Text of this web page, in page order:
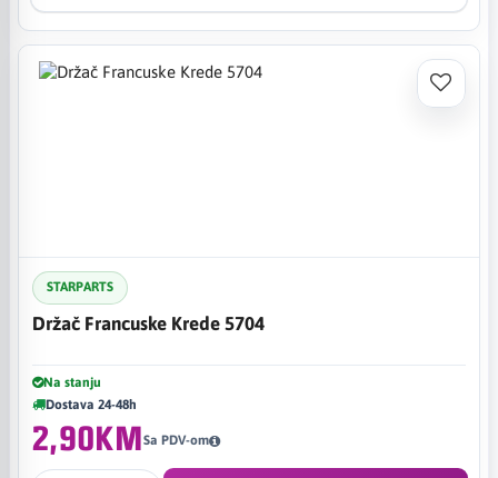
STARPARTS
Držač Francuske Krede 5704
Na stanju
Dostava 24-48h
2,90KMSa PDV-om